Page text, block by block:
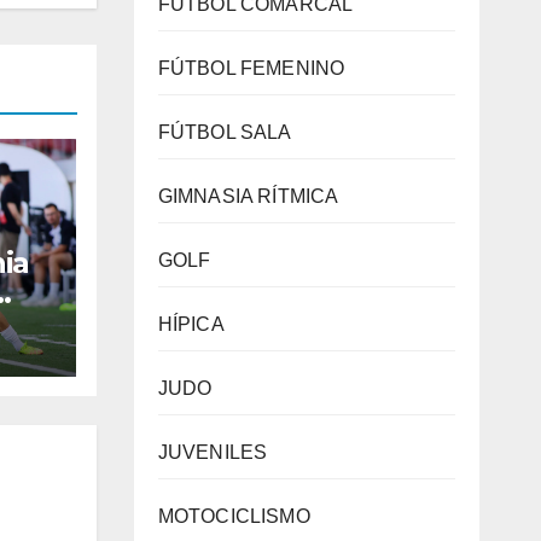
1)
FÚTBOL COMARCAL
FÚTBOL FEMENINO
FÚTBOL SALA
GIMNASIA RÍTMICA
GOLF
HÍPICA
JUDO
JUVENILES
MOTOCICLISMO